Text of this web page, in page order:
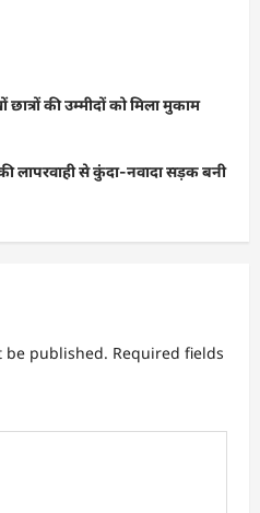
की उम्मीदों को मिला मुकाम
लापरवाही से कुंदा-नवादा सड़क बनी
be published. Required fields